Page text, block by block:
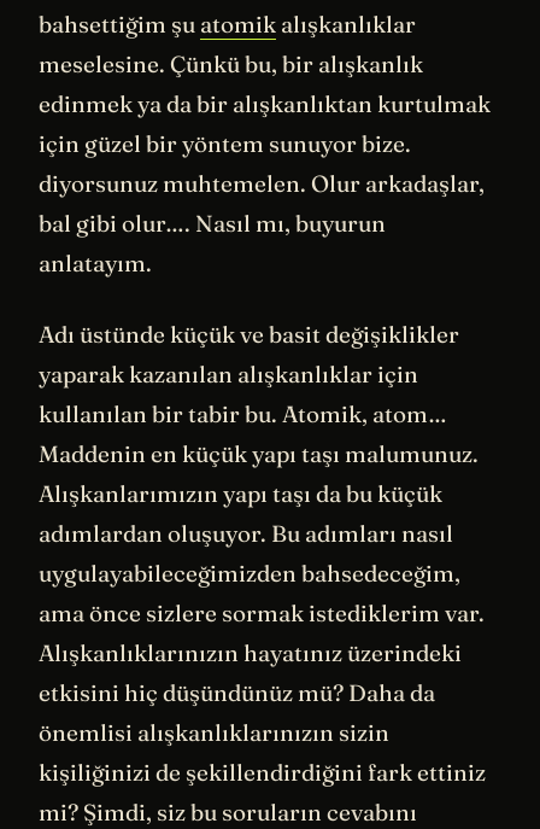
bahsettiğim şu atomik alışkanlıklar
meselesine. Çünkü bu, bir alışkanlık
edinmek ya da bir alışkanlıktan kurtulmak
için güzel bir yöntem sunuyor bize.
diyorsunuz muhtemelen. Olur arkadaşlar,
bal gibi olur…. Nasıl mı, buyurun
anlatayım.
Adı üstünde küçük ve basit değişiklikler
yaparak kazanılan alışkanlıklar için
kullanılan bir tabir bu. Atomik, atom…
Maddenin en küçük yapı taşı malumunuz.
Alışkanlarımızın yapı taşı da bu küçük
adımlardan oluşuyor. Bu adımları nasıl
uygulayabileceğimizden bahsedeceğim,
ama önce sizlere sormak istediklerim var.
Alışkanlıklarınızın hayatınız üzerindeki
etkisini hiç düşündünüz mü? Daha da
önemlisi alışkanlıklarınızın sizin
kişiliğinizi de şekillendirdiğini fark ettiniz
mi? Şimdi, siz bu soruların cevabını